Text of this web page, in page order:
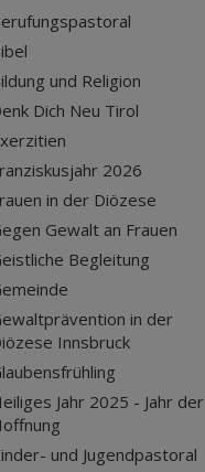
und Religion
Dich Neu Tirol
2026
in der Diözese
Gewalt an Frauen
Begleitung
in der
Innsbruck
Jahr 2025 - Jahr der
und Jugendpastoral